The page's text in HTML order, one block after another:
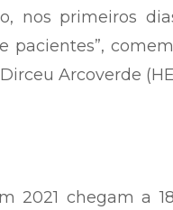
nos primeiros
Arcoverde
2021 chegam a